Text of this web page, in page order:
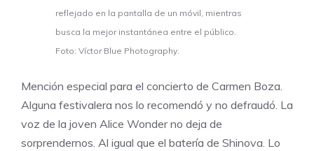
reflejado en la pantalla de un móvil, mientras
busca la mejor instantánea entre el público.
Foto: Víctor Blue Photography.
Mención especial para el concierto de Carmen Boza.
Alguna festivalera nos lo recomendó y no defraudó. La
voz de la joven Alice Wonder no deja de
sorprendernos. Al igual que el batería de Shinova. Lo